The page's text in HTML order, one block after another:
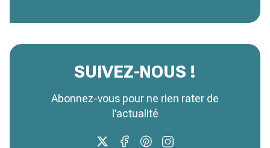
SUIVEZ-NOUS !
Abonnez-vous pour ne rien rater de
l’actualité